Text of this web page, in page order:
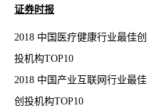
证券时报
2018 中国医疗健康行业最佳创
投机构TOP10
2018 中国产业互联网行业最佳
创投机构TOP10